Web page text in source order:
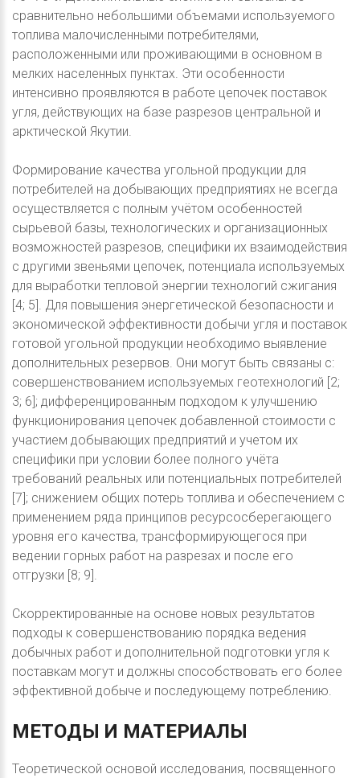
сравнительно небольшими объемами используемого
топлива малочисленными потребителями,
расположенными или проживающими в основном в
мелких населенных пунктах. Эти особенности
интенсивно проявляются в работе цепочек поставок
угля, действующих на базе разрезов центральной и
арктической Якутии.
Формирование качества угольной продукции для
потребителей на добывающих предприятиях не всегда
осуществляется с полным учётом особенностей
сырьевой базы, технологических и организационных
возможностей разрезов, специфики их взаимодействия
с другими звеньями цепочек, потенциала используемых
для выработки тепловой энергии технологий сжигания
[4; 5]. Для повышения энергетической безопасности и
экономической эффективности добычи угля и поставок
готовой угольной продукции необходимо выявление
дополнительных резервов. Они могут быть связаны с:
совершенствованием используемых геотехнологий [2;
3; 6]; дифференцированным подходом к улучшению
функционирования цепочек добавленной стоимости с
участием добывающих предприятий и учетом их
специфики при условии более полного учёта
требований реальных или потенциальных потребителей
[7]; снижением общих потерь топлива и обеспечением с
применением ряда принципов ресурсосберегающего
уровня его качества, трансформирующегося при
ведении горных работ на разрезах и после его
отгрузки [8; 9].
Скорректированные на основе новых результатов
подходы к совершенствованию порядка ведения
добычных работ и дополнительной подготовки угля к
поставкам могут и должны способствовать его более
эффективной добыче и последующему потреблению.
МЕТОДЫ И МАТЕРИАЛЫ
Теоретической основой исследования, посвященного